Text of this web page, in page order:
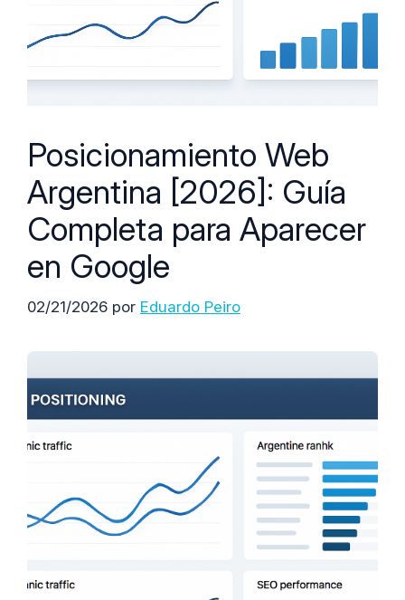
Posicionamiento Web
Argentina [2026]: Guía
Completa para Aparecer
en Google
02/21/2026 por Eduardo Peiro